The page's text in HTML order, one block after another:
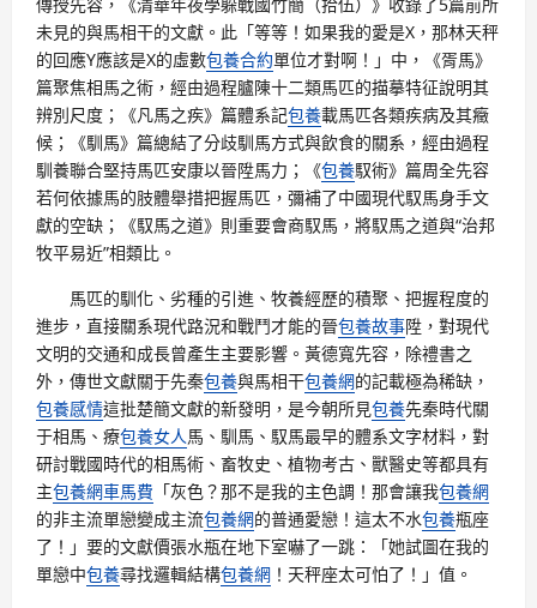
未見的與馬相干的文獻。此「等等！如果我的愛是X，那林天秤
的回應Y應該是X的虛數包養合約單位才對啊！」中，《胥馬》
篇聚焦相馬之術，經由過程臚陳十二類馬匹的描摹特征說明其
辨別尺度；《凡馬之疾》篇體系記包養載馬匹各類疾病及其癥
候；《馴馬》篇總結了分歧馴馬方式與飲食的關系，經由過程
馴養聯合堅持馬匹安康以晉陞馬力；《包養馭術》篇周全先容
若何依據馬的肢體舉措把握馬匹，彌補了中國現代馭馬身手文
獻的空缺；《馭馬之道》則重要會商馭馬，將馭馬之道與“治邦
牧平易近”相類比。
馬匹的馴化、劣種的引進、牧養經歷的積聚、把握程度的
進步，直接關系現代路況和戰鬥才能的晉包養故事陞，對現代
文明的交通和成長曾產生主要影響。黃德寬先容，除禮書之
外，傳世文獻關于先秦包養與馬相干包養網的記載極為稀缺，
包養感情這批楚簡文獻的新發明，是今朝所見包養先秦時代關
于相馬、療包養女人馬、馴馬、馭馬最早的體系文字材料，對
研討戰國時代的相馬術、畜牧史、植物考古、獸醫史等都具有
主包養網車馬費 「灰色？那不是我的主色調！那會讓我包養網
的非主流單戀變成主流包養網的普通愛戀！這太不水包養瓶座
了！」要的文獻價張水瓶在地下室嚇了一跳：「她試圖在我的
單戀中包養尋找邏輯結構包養網 ！天秤座太可怕了！」值。